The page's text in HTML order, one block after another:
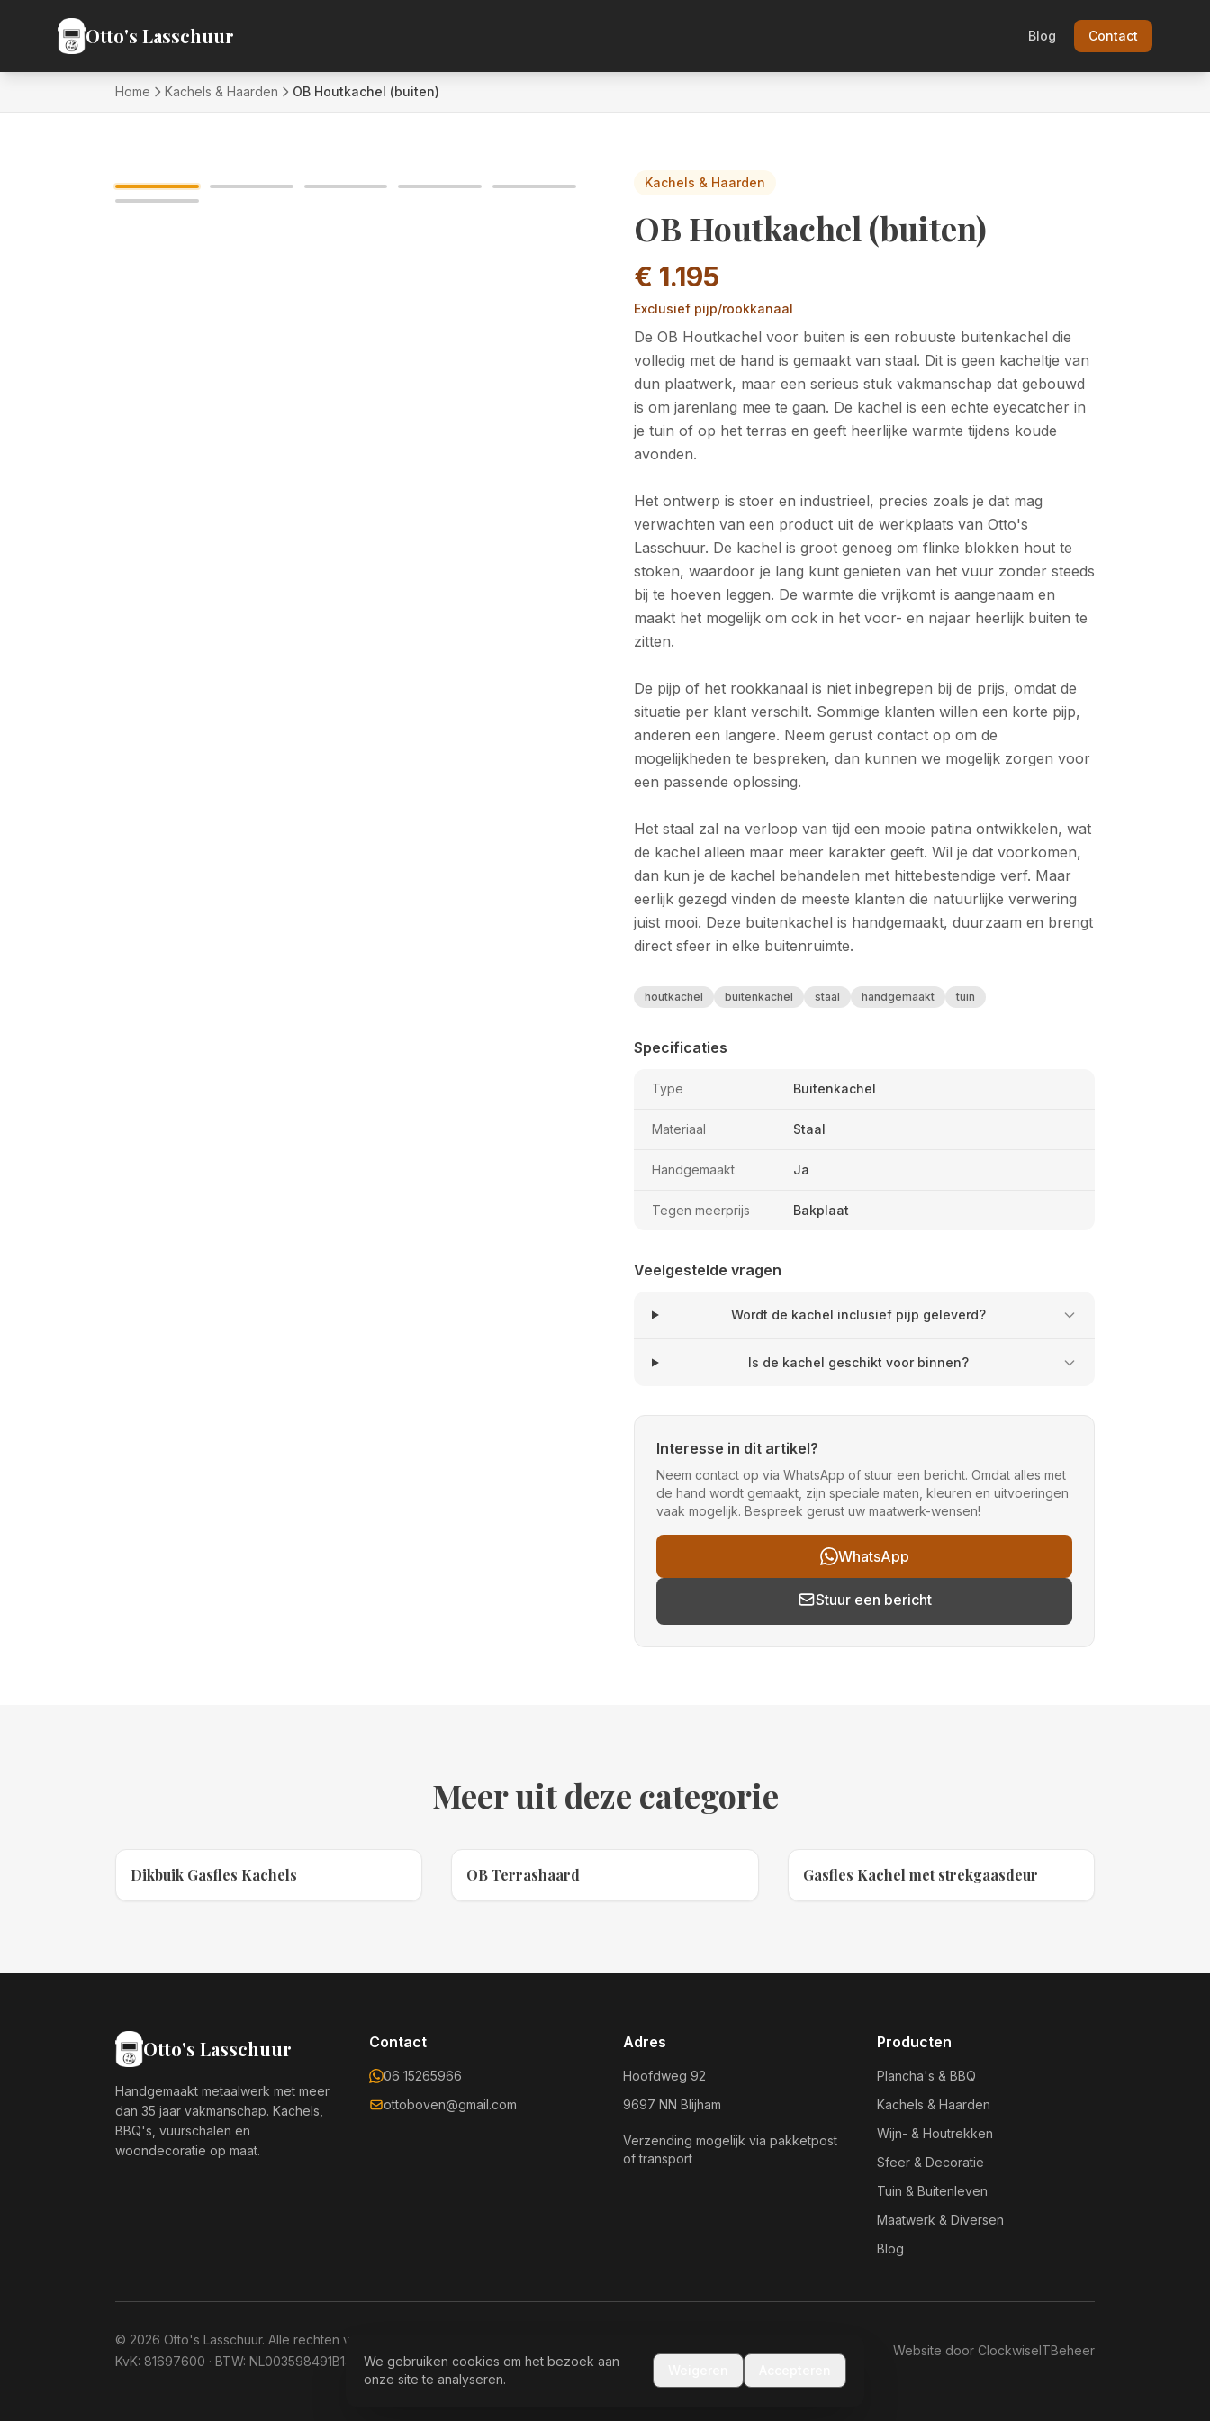
Otto's Lasschuur Blog Contact
Home Kachels & Haarden OB Houtkachel (buiten)
Kachels & Haarden
OB Houtkachel (buiten)
€ 1.195
Exclusief pijp/rookkanaal
De OB Houtkachel voor buiten is een robuuste buitenkachel die
volledig met de hand is gemaakt van staal. Dit is geen kacheltje van
dun plaatwerk, maar een serieus stuk vakmanschap dat gebouwd
is om jarenlang mee te gaan. De kachel is een echte eyecatcher in
je tuin of op het terras en geeft heerlijke warmte tijdens koude
avonden.
Het ontwerp is stoer en industrieel, precies zoals je dat mag
verwachten van een product uit de werkplaats van Otto's
Lasschuur. De kachel is groot genoeg om flinke blokken hout te
stoken, waardoor je lang kunt genieten van het vuur zonder steeds
bij te hoeven leggen. De warmte die vrijkomt is aangenaam en
maakt het mogelijk om ook in het voor- en najaar heerlijk buiten te
zitten.
De pijp of het rookkanaal is niet inbegrepen bij de prijs, omdat de
situatie per klant verschilt. Sommige klanten willen een korte pijp,
anderen een langere. Neem gerust contact op om de
mogelijkheden te bespreken, dan kunnen we mogelijk zorgen voor
een passende oplossing.
Het staal zal na verloop van tijd een mooie patina ontwikkelen, wat
de kachel alleen maar meer karakter geeft. Wil je dat voorkomen,
dan kun je de kachel behandelen met hittebestendige verf. Maar
eerlijk gezegd vinden de meeste klanten die natuurlijke verwering
juist mooi. Deze buitenkachel is handgemaakt, duurzaam en brengt
direct sfeer in elke buitenruimte.
houtkachel buitenkachel staal handgemaakt tuin
Specificaties
Type Buitenkachel
Materiaal Staal
Handgemaakt Ja
Tegen meerprijs Bakplaat
Veelgestelde vragen
Wordt de kachel inclusief pijp geleverd?
Is de kachel geschikt voor binnen?
Interesse in dit artikel?
Neem contact op via WhatsApp of stuur een bericht. Omdat alles met
de hand wordt gemaakt, zijn speciale maten, kleuren en uitvoeringen
vaak mogelijk. Bespreek gerust uw maatwerk-wensen!
WhatsApp
Stuur een bericht
Meer uit deze categorie
Dikbuik Gasfles Kachels OB Terrashaard Gasfles Kachel met strekgaasdeur
Otto's Lasschuur
Handgemaakt metaalwerk met meer
dan 35 jaar vakmanschap. Kachels,
BBQ's, vuurschalen en
woondecoratie op maat.
Contact
06 15265966
ottoboven@gmail.com
Adres
Hoofdweg 92
9697 NN Blijham
Verzending mogelijk via pakketpost
of transport
Producten
Plancha's & BBQ
Kachels & Haarden
Wijn- & Houtrekken
Sfeer & Decoratie
Tuin & Buitenleven
Maatwerk & Diversen
Blog
© 2026 Otto's Lasschuur. Alle rechten voorbehouden.
KvK: 81697600 · BTW: NL003598491B14
Website door ClockwiseITBeheer
We gebruiken cookies om het bezoek aan
onze site te analyseren.